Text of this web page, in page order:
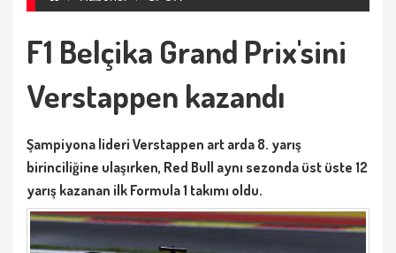
F1 Belçika Grand Prix'sini
Verstappen kazandı
Şampiyona lideri Verstappen art arda 8. yarış
birinciliğine ulaşırken, Red Bull aynı sezonda üst üste 12
yarış kazanan ilk Formula 1 takımı oldu.